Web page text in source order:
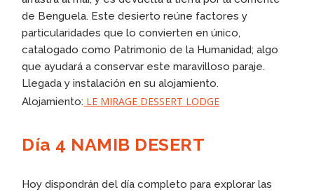
de Benguela. Este desierto reúne factores y
particularidades que lo convierten en único,
catalogado como Patrimonio de la Humanidad; algo
que ayudará a conservar este maravilloso paraje.
Llegada y instalación en su alojamiento.
Alojamiento: LE MIRAGE DESSERT LODGE
Día 4 NAMIB DESERT
Hoy dispondrán del día completo para explorar las